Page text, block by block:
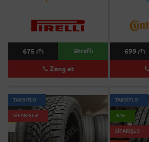
675 M Ətraflı
Zəng et
699 M
TAKSİTLƏ
SİFARİŞLƏ
TAKSİTLƏ
-6 %
SİFARİŞLƏ